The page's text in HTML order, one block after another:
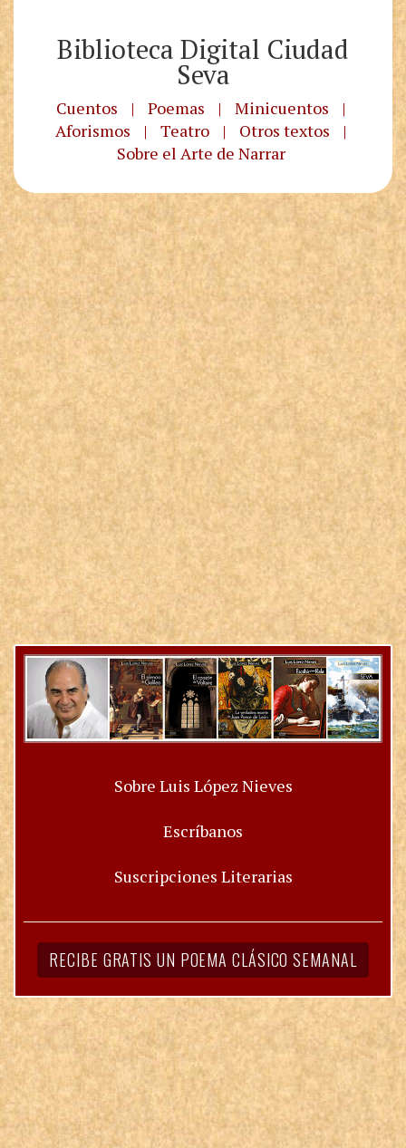
Biblioteca Digital Ciudad
Seva
Cuentos | Poemas | Minicuentos
|
Aforismos
| Teatro | Otros textos
|
Sobre el Arte de Narrar
Sobre Luis López Nieves
Escríbanos
Suscripciones Literarias
RECIBE GRATIS UN POEMA CLÁSICO SEMANAL